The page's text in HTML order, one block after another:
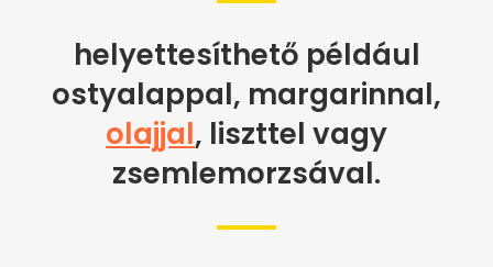
helyettesíthető például
ostyalappal, margarinnal,
olajjal, liszttel vagy
zsemlemorzsával.